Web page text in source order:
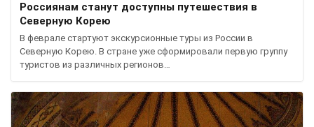
Россиянам станут доступны путешествия в
Северную Корею
В феврале стартуют экскурсионные туры из России в
Северную Корею. В стране уже сформировали первую группу
туристов из различных регионов…